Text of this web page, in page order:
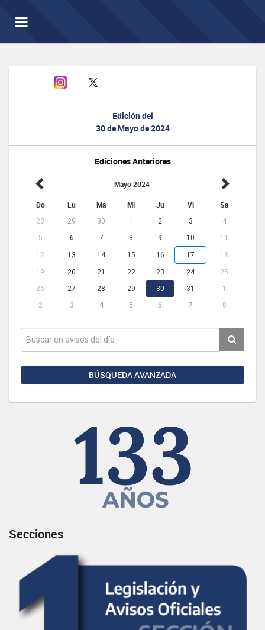
Toggle
navigation
Edición del
30 de Mayo de 2024
Ediciones Anteriores
Mayo 2024
Do Lu Ma Mi Ju Vi Sa
28 29 30 1 2 3
4
5
6 7 8 9 10 11
12 13 14 15 16 17 18
19 20 21 22 23 24
25
26
27 28 29 30 31
1
2
3 4 5 6 7 8
BÚSQUEDA AVANZADA
Secciones